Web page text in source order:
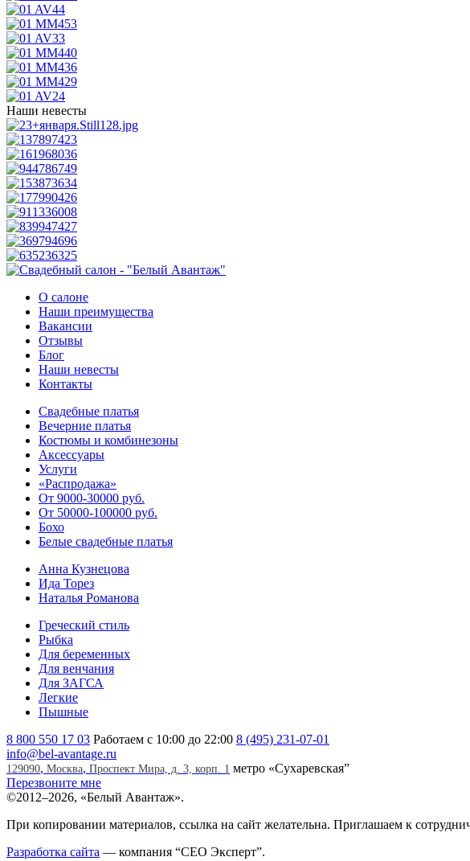
Наши невесты
О салоне
Наши преимущества
Вакансии
Отзывы
Блог
Наши невесты
Контакты
Свадебные платья
Вечерние платья
Костюмы и комбинезоны
Аксессуары
Услуги
«Распродажа»
От 9000-30000 руб.
От 50000-100000 руб.
Бохо
Белые свадебные платья
Анна Кузнецова
Ида Торез
Наталья Романова
Греческий стиль
Рыбка
Для беременных
Для венчания
Для ЗАГСА
Легкие
Пышные
8 800 550 17 03 Работаем с 10:00 до 22:00 8 (495) 231-07-01
info@bel-avantage.ru
129090, Москва, Проспект Мира, д. 3, корп. 1 метро «Сухаревская”
Перезвоните мне
©2012–2026, «Белый Авантаж».
При копировании материалов, ссылка на сайт желательна. Приглашаем к
Разработка сайта — компания “СЕО Эксперт”.